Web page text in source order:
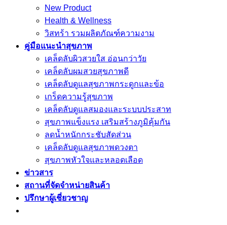
New Product
Health & Wellness
วิสทร้า รวมผลิตภัณฑ์ความงาม
คู่มือแนะนำสุขภาพ
เคล็ดลับผิวสวยใส อ่อนกว่าวัย
เคล็ดลับผมสวยสุขภาพดี
เคล็ดลับดูแลสุขภาพกระดูกและข้อ
เกร็ดความรู้สุขภาพ
เคล็ดลับดูแลสมองและระบบประสาท
สุขภาพแข็งแรง เสริมสร้างภูมิคุ้มกัน
ลดน้ำหนักกระชับสัดส่วน
เคล็ดลับดูแลสุขภาพดวงตา
สุขภาพหัวใจและหลอดเลือด
ข่าวสาร
สถานที่จัดจำหน่ายสินค้า
ปรึกษาผู้เชี่ยวชาญ